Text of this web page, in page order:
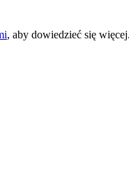
, aby dowiedzieć się więcej.